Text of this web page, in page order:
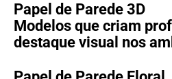
Papel de Parede 3D
Modelos que criam
destaque visual nos